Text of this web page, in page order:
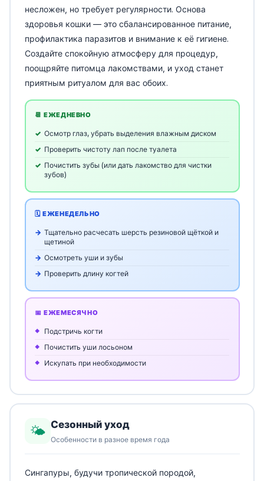
несложен, но требует регулярности. Основа
здоровья кошки — это сбалансированное питание,
профилактика паразитов и внимание к её гигиене.
Создайте спокойную атмосферу для процедур,
поощряйте питомца лакомствами, и уход станет
приятным ритуалом для вас обоих.
📆 ЕЖЕДНЕВНО
Осмотр глаз, убрать выделения влажным диском
Проверить чистоту лап после туалета
Почистить зубы (или дать лакомство для чистки
зубов)
🗓️ ЕЖЕНЕДЕЛЬНО
Тщательно расчесать шерсть резиновой щёткой и
щетиной
Осмотреть уши и зубы
Проверить длину когтей
📅 ЕЖЕМЕСЯЧНО
Подстричь когти
Почистить уши лосьоном
Искупать при необходимости
🌤️ Сезонный уход
Особенности в разное время года
Сингапуры, будучи тропической породой,